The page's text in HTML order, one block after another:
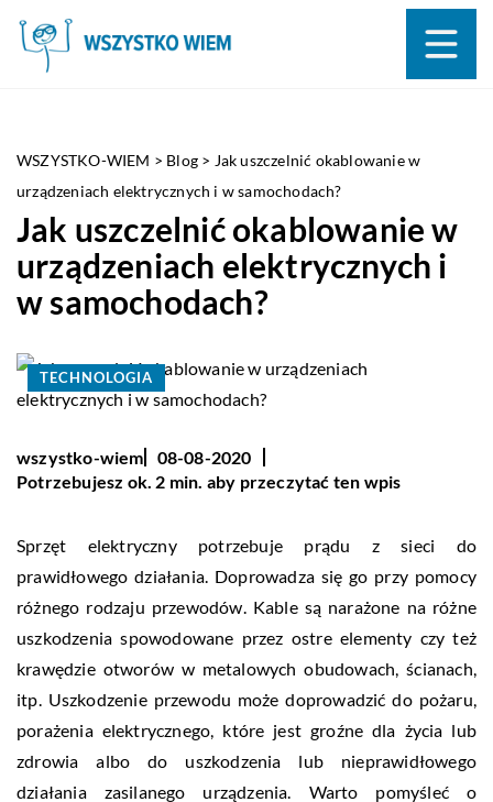
WSZYSTKO-WIEM > Blog > Jak uszczelnić okablowanie w
urządzeniach elektrycznych i w samochodach?
Jak uszczelnić okablowanie w
urządzeniach elektrycznych i
w samochodach?
TECHNOLOGIA
wszystko-wiem
08-08-2020
Potrzebujesz ok. 2 min. aby przeczytać ten wpis
Sprzęt elektryczny potrzebuje prądu z sieci do
prawidłowego działania. Doprowadza się go przy pomocy
różnego rodzaju przewodów. Kable są narażone na różne
uszkodzenia spowodowane przez ostre elementy czy też
krawędzie otworów w metalowych obudowach, ścianach,
itp. Uszkodzenie przewodu może doprowadzić do pożaru,
porażenia elektrycznego, które jest groźne dla życia lub
zdrowia albo do uszkodzenia lub nieprawidłowego
działania zasilanego urządzenia. Warto pomyśleć o